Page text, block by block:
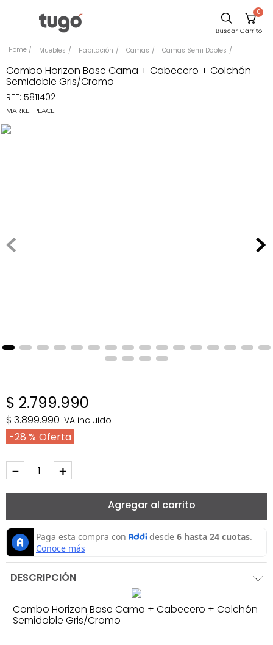
0
Muebles Habitación Camas Camas Semi Dobles
Combo Horizon Base Cama + Cabecero + Colchón
Semidoble Gris/Cromo
REF: 5811402
MARKETPLACE
$ 2.799.990
$3.899.990 IVA incluido
28 %
＋
－
Agregar al carrito
DESCRIPCIÓN
Combo Horizon Base Cama + Cabecero + Colchón
Semidoble Gris/Cromo
Comedor
Silla
Escritorio